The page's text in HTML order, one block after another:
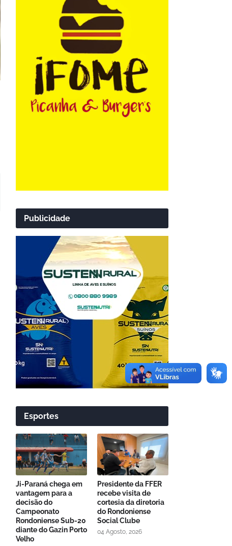
Publicidade
Esportes
Ji-Paraná chega em
vantagem para a
decisão do
Campeonato
Rondoniense Sub-20
diante do Gazin Porto
Velho
Presidente da FFER
recebe visita de
cortesia da diretoria
do Rondoniense
Social Clube
04 Agosto, 2026